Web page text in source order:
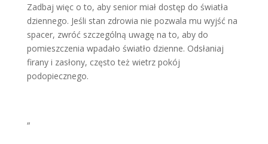
Zadbaj więc o to, aby senior miał dostęp do światła
dziennego. Jeśli stan zdrowia nie pozwala mu wyjść na
spacer, zwróć szczególną uwagę na to, aby do
pomieszczenia wpadało światło dzienne. Odsłaniaj
firany i zasłony, często też wietrz pokój
podopiecznego.
„